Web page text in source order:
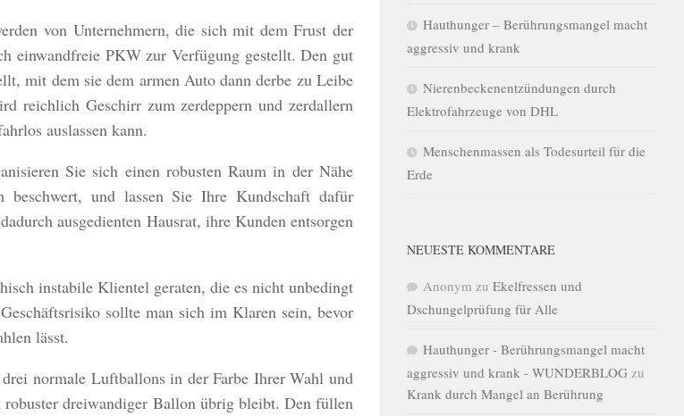
von Unternehmern, die sich mit dem Frust der
einwandfreie PKW zur Verfügung gestellt. Den gut
mit dem sie dem armen Auto dann derbe zu Leibe
reichlich Geschirr zum zerdeppern und zerdallern
auslassen kann.
Sie sich einen robusten Raum in der Nähe
beschwert, und lassen Sie Ihre Kundschaft dafür
ausgedienten Hausrat, ihre Kunden entsorgen
instabile Klientel geraten, die es nicht unbedingt
sollte man sich im Klaren sein, bevor
lässt.
normale Luftballons in der Farbe Ihrer Wahl und
robuster dreiwandiger Ballon übrig bleibt. Den füllen
Hauthunger – Berührungsmangel macht
aggressiv und krank
Nierenbeckenentzündungen durch
Elektrofahrzeuge von DHL
Menschenmassen als Todesurteil für die
Erde
NEUESTE KOMMENTARE
Anonym zu Ekelfressen und
Dschungelprüfung für Alle
Hauthunger - Berührungsmangel macht
aggressiv und krank - WUNDERBLOG zu
Krank durch Mangel an Berührung